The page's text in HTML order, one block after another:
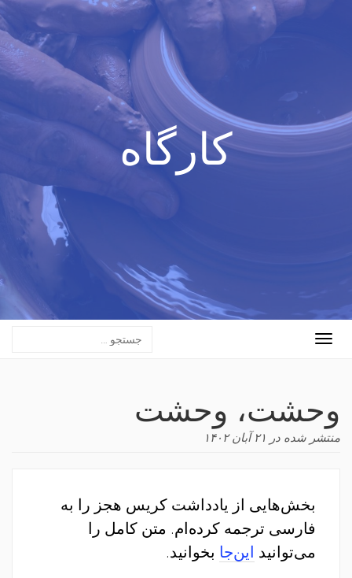
کارگاه
Toggle
وحشت، وحشت
منتشر شده در ۲۱ آبان ۱۴۰۲
بخش‌هایی از یادداشت کریس هجز را به
فارسی ترجمه کرده‌ام. متن کامل را
می‌توانید این‌جا بخوانید.